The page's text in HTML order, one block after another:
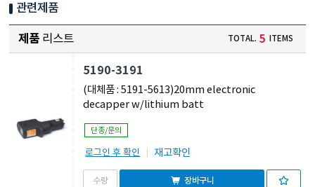
관련제품
제품 리스트 TOTAL. 5 ITEMS
5190-3191
(대체품 : 5191-5613)20mm electronic
decapper w/lithium batt
단종/문의
로그인 후 확인 재고확인
장바구니